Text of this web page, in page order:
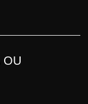
OU